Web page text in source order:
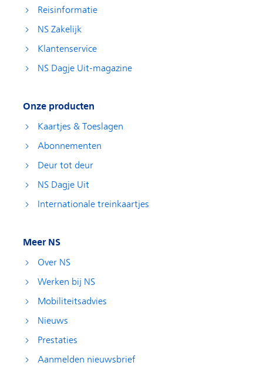
Reisinformatie
NS Zakelijk
Klantenservice
NS Dagje Uit-magazine
Onze producten
Kaartjes & Toeslagen
Abonnementen
Deur tot deur
NS Dagje Uit
Internationale treinkaartjes
Meer NS
Over NS
Werken bij NS
Mobiliteitsadvies
Nieuws
Prestaties
Aanmelden nieuwsbrief